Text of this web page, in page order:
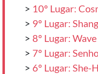
> 10º Lugar:
> 9º Lugar:
> 8º Lugar: Wave
> 7º Lugar:
> 6º Lugar: She-